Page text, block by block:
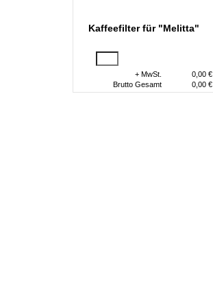
Kaffeefilter für "Melitta"
+ MwSt.
0,00 €
Brutto Gesamt
0,00 €